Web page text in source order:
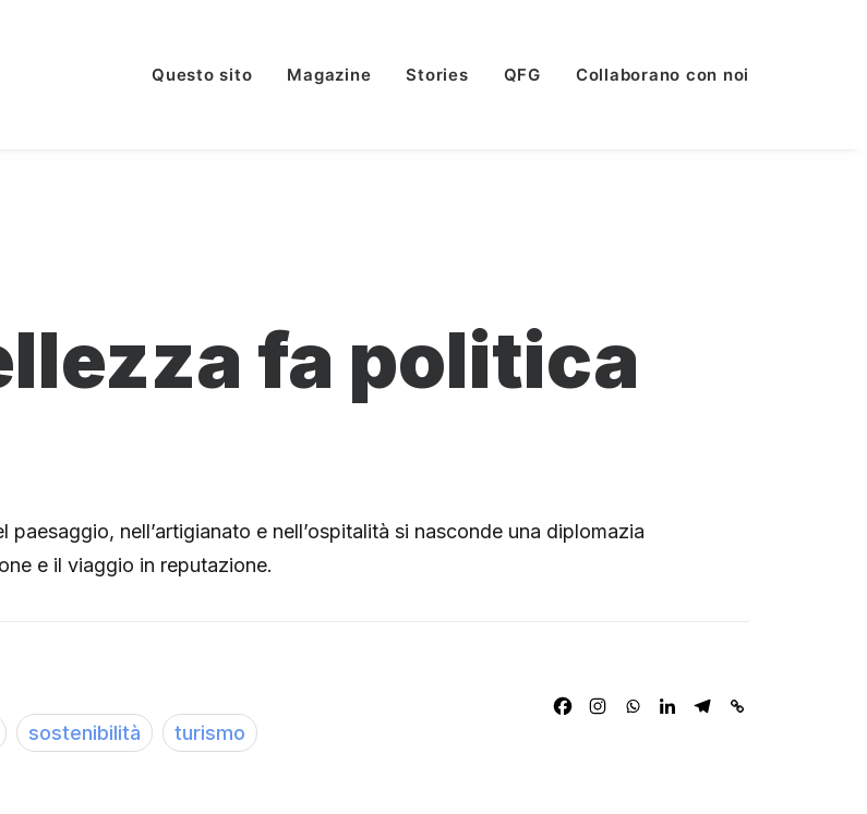
Questo sito Magazine Stories QFG Collaborano con noi
fa politica
nell’artigianato e nell’ospitalità si nasconde una diplomazia
e il viaggio in reputazione.
sostenibilità turismo